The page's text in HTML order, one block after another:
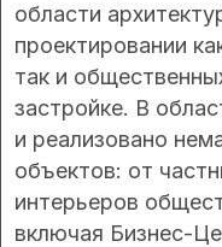
области
проектировании
так и
застройке. В
и реализовано
объектов: от
интерьеров
включая Бизнес-